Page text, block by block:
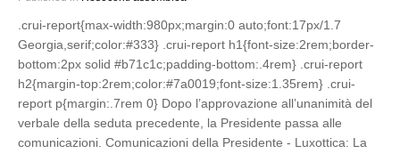
.crui-report{max-width:980px;margin:0 auto;font:17px/1.7
Georgia,serif;color:#333} .crui-report h1{font-size:2rem;border-
bottom:2px solid #b71c1c;padding-bottom:.4rem} .crui-report
h2{margin-top:2rem;color:#7a0019;font-size:1.35rem} .crui-
report p{margin:.7rem 0} Dopo l’approvazione all’unanimità del
verbale della seduta precedente, la Presidente passa alle
comunicazioni. Comunicazioni della Presidente - Luxottica: La